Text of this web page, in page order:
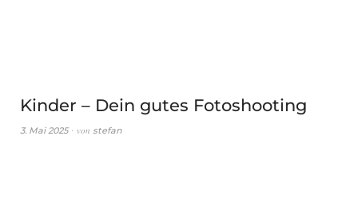
Kinder – Dein gutes Fotoshooting
3. Mai 2025 von stefan